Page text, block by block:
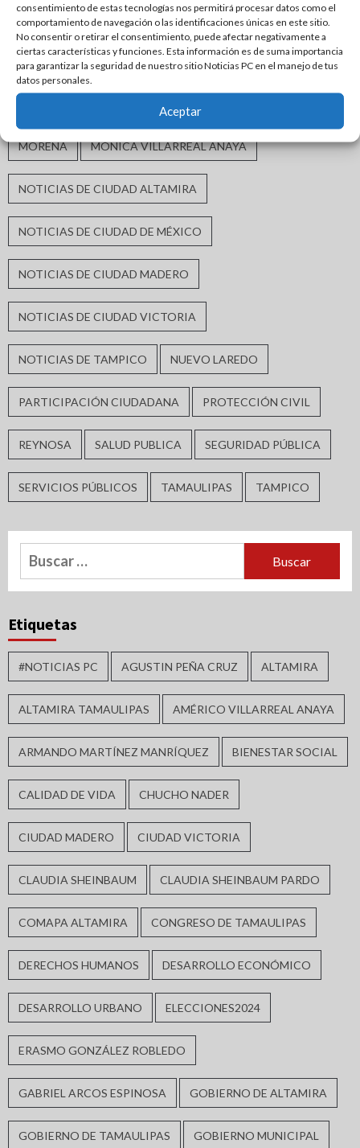
consentimiento de estas tecnologías nos permitirá procesar datos como el
comportamiento de navegación o las identificaciones únicas en este sitio.
No consentir o retirar el consentimiento, puede afectar negativamente a
ciertas características y funciones. Esta información es de suma importancia
para garantizar la seguridad de nuestro sitio Noticias PC en el manejo de tus
datos personales.
Aceptar
GUARDIA ESTATAL INCLUSIÓN SOCIAL
INFRAESTRUCTURA HIDRÁULICA
MORENA MÓNICA VILLARREAL ANAYA
NOTICIAS DE CIUDAD ALTAMIRA
NOTICIAS DE CIUDAD DE MÉXICO
NOTICIAS DE CIUDAD MADERO
NOTICIAS DE CIUDAD VICTORIA
NOTICIAS DE TAMPICO NUEVO LAREDO
PARTICIPACIÓN CIUDADANA PROTECCIÓN CIVIL
REYNOSA SALUD PUBLICA SEGURIDAD PÚBLICA
SERVICIOS PÚBLICOS TAMAULIPAS TAMPICO
Buscar:
Etiquetas
#NOTICIAS PC AGUSTIN PEÑA CRUZ ALTAMIRA
ALTAMIRA TAMAULIPAS AMÉRICO VILLARREAL ANAYA
ARMANDO MARTÍNEZ MANRÍQUEZ BIENESTAR SOCIAL
CALIDAD DE VIDA CHUCHO NADER
CIUDAD MADERO CIUDAD VICTORIA
CLAUDIA SHEINBAUM CLAUDIA SHEINBAUM PARDO
COMAPA ALTAMIRA CONGRESO DE TAMAULIPAS
DERECHOS HUMANOS DESARROLLO ECONÓMICO
DESARROLLO URBANO ELECCIONES2024
ERASMO GONZÁLEZ ROBLEDO
GABRIEL ARCOS ESPINOSA GOBIERNO DE ALTAMIRA
GOBIERNO DE TAMAULIPAS GOBIERNO MUNICIPAL